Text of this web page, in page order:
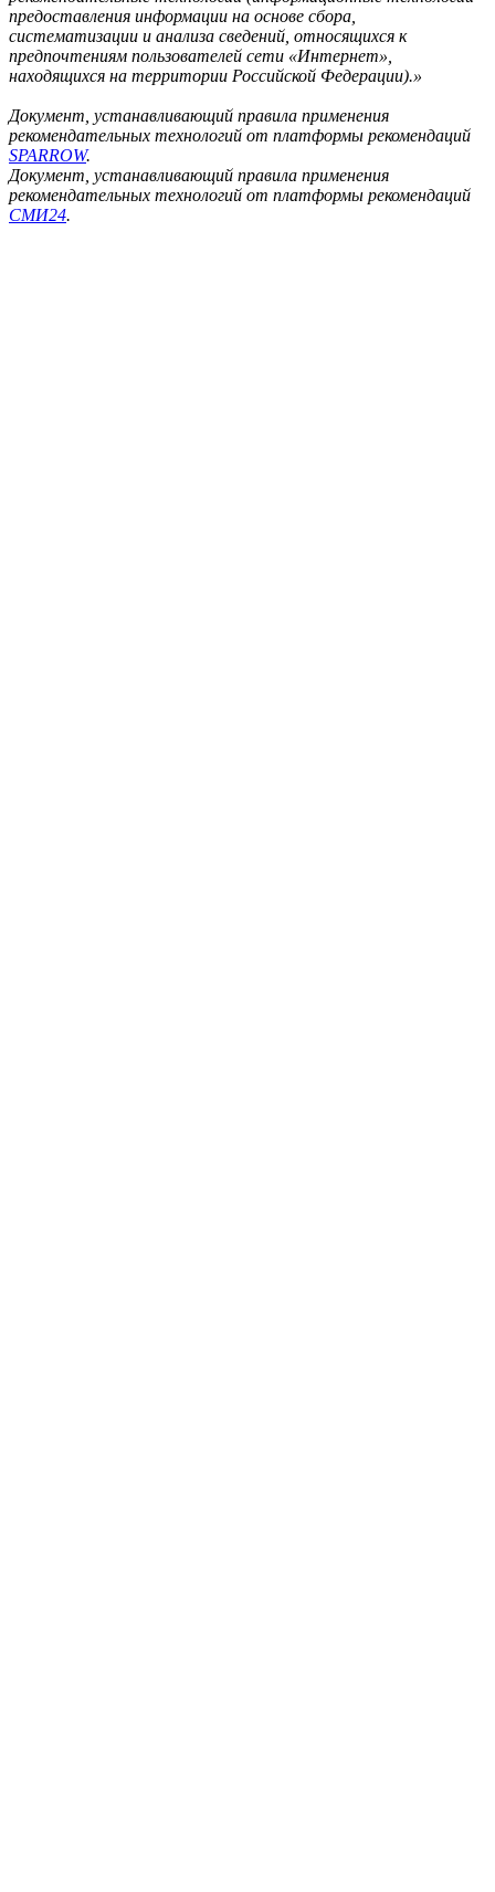
предоставления информации на основе сбора,
систематизации и анализа сведений, относящихся к
предпочтениям пользователей сети «Интернет»,
находящихся на территории Российской Федерации).»
Документ, устанавливающий правила применения
рекомендательных технологий от платформы рекомендаций
SPARROW.
Документ, устанавливающий правила применения
рекомендательных технологий от платформы рекомендаций
СМИ24.